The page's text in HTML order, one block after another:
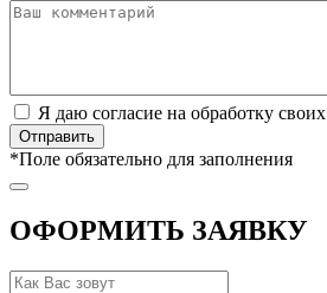
Я даю согласие на обработку своих
*Поле обязательно для заполнения
ОФОРМИТЬ ЗАЯВКУ